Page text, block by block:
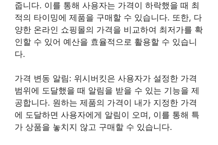
줍니다. 이를 통해 사용자는 가격이 하락했을 때 최
적의 타이밍에 제품을 구매할 수 있습니다. 또한, 다
양한 온라인 쇼핑몰의 가격을 비교하여 최저가를 확
인할 수 있어 예산을 효율적으로 활용할 수 있습니
다.
가격 변동 알림: 위시버킷은 사용자가 설정한 가격
범위에 도달했을 때 알림을 받을 수 있는 기능을 제
공합니다. 원하는 제품의 가격이 내가 지정한 가격
에 도달하면 사용자에게 알림이 오며, 이를 통해 특
가 상품을 놓치지 않고 구매할 수 있습니다.